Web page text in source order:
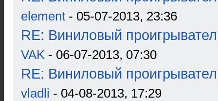
element - 05-07-2013, 23:36
RE: Виниловый
VAK - 06-07-2013, 07:30
RE: Виниловый
vladli - 04-08-2013, 17:29